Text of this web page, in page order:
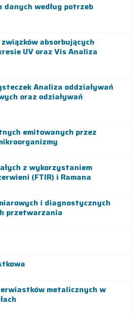
według potrzeb
absorbujących
UV oraz Vis Analiza
Analiza oddziaływań
oraz odziaływań
emitowanych przez
z wykorzystaniem
(FTIR) i Ramana
i diagnostycznych
przetwarzania
metalicznych w